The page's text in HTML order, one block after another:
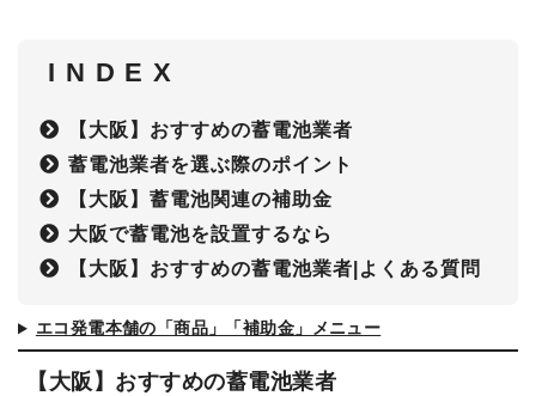
I N D E X
【大阪】おすすめの蓄電池業者
蓄電池業者を選ぶ際のポイント
【大阪】蓄電池関連の補助金
大阪で蓄電池を設置するなら
【大阪】おすすめの蓄電池業者|よくある質問
エコ発電本舗の「商品」「補助金」メニュー
【大阪】おすすめの蓄電池業者